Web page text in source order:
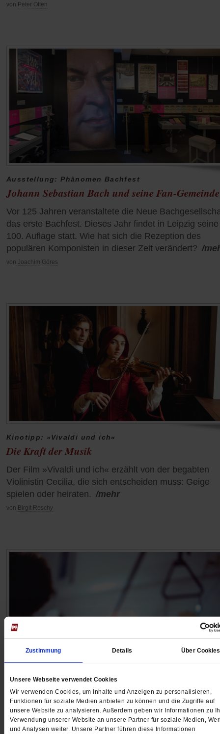
Zustimmung Details Über Cookies
Unsere Webseite verwendet Cookies
Wir verwenden Cookies, um Inhalte und Anzeigen zu personalisieren,
Funktionen für soziale Medien anbieten zu können und die Zugriffe auf
unsere Website zu analysieren. Außerdem geben wir Informationen zu
Verwendung unserer Website an unsere Partner für soziale Medien,
und Analysen weiter. Unsere Partner führen diese Informationen
von Peter Otten
Ausstellung: Phänomen Bachfest
Johann Sebastian Bach und seine Fan-Gemeinde
Vor 125 Jahren veranstaltete die Neue
das erste Bachfest. Dieses Jahr findet in Leipzig seine
100. Auflage statt. Wie hat sich die Rezeption des
populären Komponisten in dieser Zeit verändert? /
von Joachim Göres
Kinotipp: »Vivaldi und ich«
Die Kraft der Musik
Der Film »Vivaldi und ich« erzählt von der begabten
Violinistin Cecilia, die sich entscheiden muss: Geige
spielen oder heiraten. /mehr
von Birgit Roschy
Singen im Chor
»Viele fühlen sich wie auf ein Podest gehoben«
Obwohl sie dachte, sie könne nicht singen, gründete
Röder einen Chor. Der begleitet Menschen in